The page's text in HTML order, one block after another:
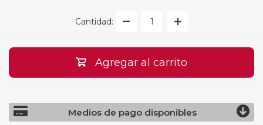
Cantidad:
Agregar al carrito
Medios de pago disponibles